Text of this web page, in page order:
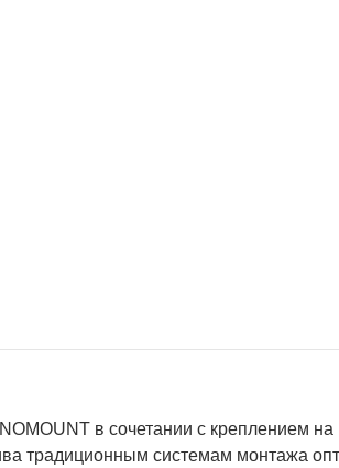
в сочетании с креплением
традиционным системам монтажа